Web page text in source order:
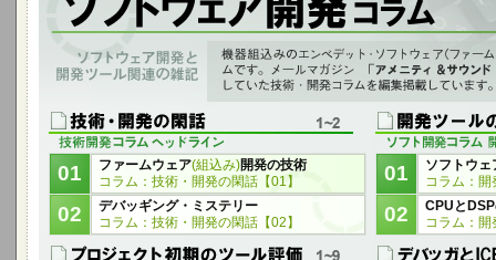
ソフトウェア開発と開発ツール関連の雑記
機器組込みのエンベデット・ソフトウェア(ファームウェア)の開発に関連し
メニティ＆サウンド 音と快適の空間へ」に連載していた技術・開発コラム
01 ファームウェア(組込み)開発の技術
コラム：技術・開発の閑話【01】
02
デバッギング・ミステリー
コラム：技術・開発の閑話【02】
01
ソフトウェ
コラム：
02
CPUと
コラム：